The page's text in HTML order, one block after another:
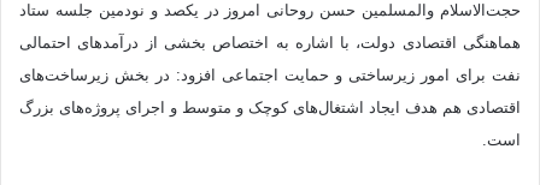
حجت‌الاسلام والمسلمین حسن روحانی امروز در یکصد و نودمین جلسه ستاد
هماهنگی اقتصادی دولت، با اشاره به اختصاص بخشی از درآمدهای احتمالی
نفت برای امور زیرساختی و حمایت اجتماعی افزود: در بخش زیرساخت‌های
اقتصادی هم هدف ایجاد اشتغال‌های کوچک و متوسط و اجرای پروژه‌های بزرگ
است.